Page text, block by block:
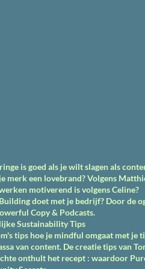
is goed als je wilt slagen als
merk een lovebrand? Volgens
motiverend is volgens Celine?
doet met je bedrijf? Door de
Copy & Podcasts.
Sustainability Tips
tips hoe je mindful omgaat met je
van content. De creatie tips van
onthult het recept : waardoor